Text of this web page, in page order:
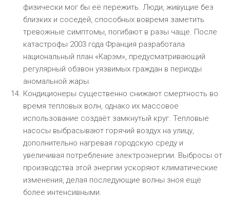
физически мог бы её пережить. Люди, живущие без
близких и соседей, способных вовремя заметить
тревожные симптомы, погибают в разы чаще. После
катастрофы 2003 года Франция разработала
национальный план «Карэм», предусматривающий
регулярный обзвон уязвимых граждан в периоды
аномальной жары.
Кондиционеры существенно снижают смертность во
время тепловых волн, однако их массовое
использование создаёт замкнутый круг. Тепловые
насосы выбрасывают горячий воздух на улицу,
дополнительно нагревая городскую среду и
увеличивая потребление электроэнергии. Выбросы от
производства этой энергии ускоряют климатические
изменения, делая последующие волны зноя ещё
более интенсивными.